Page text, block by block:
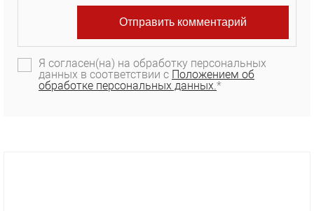
Я согласен(на) на обработку персональных
данных в соответствии с Положением об
обработке персональных данных.*